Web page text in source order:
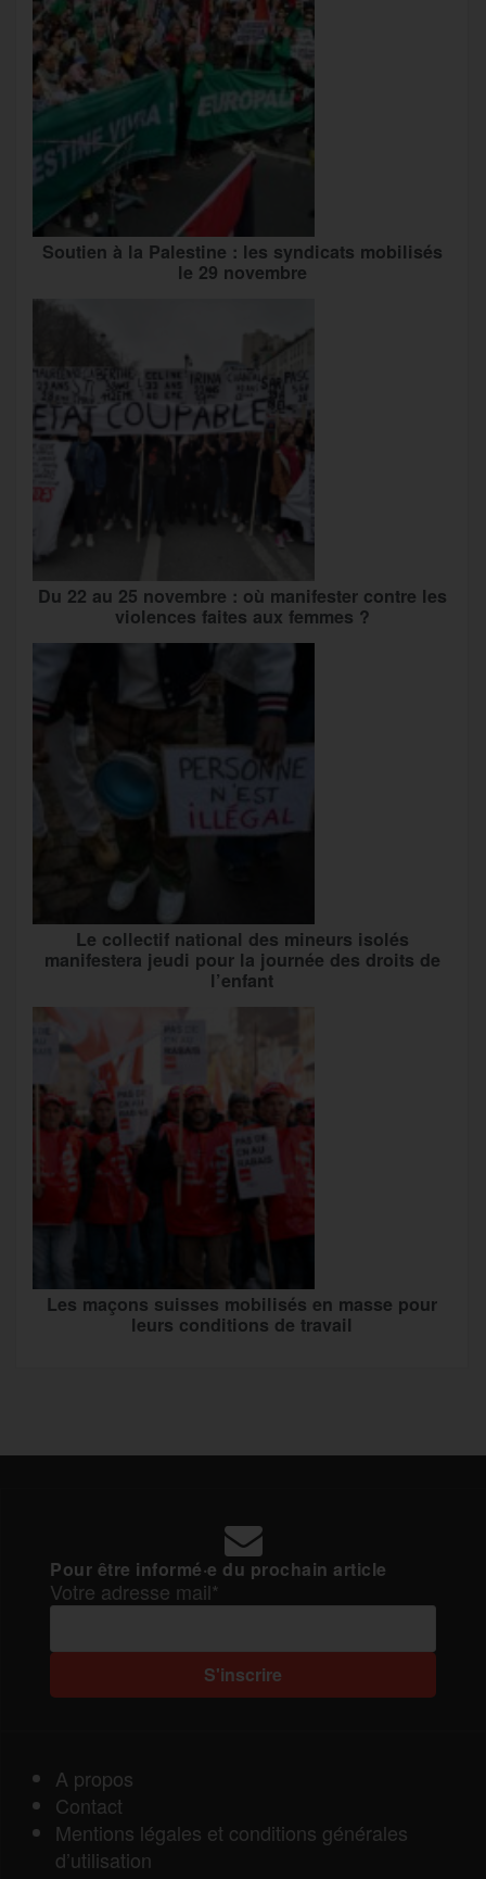
Soutien à la Palestine : les syndicats mobilisés
le 29 novembre
Du 22 au 25 novembre : où manifester contre les
violences faites aux femmes ?
Le collectif national des mineurs isolés
manifestera jeudi pour la journée des droits de
l’enfant
Les maçons suisses mobilisés en masse pour
leurs conditions de travail
Pour être informé·e du prochain article
Votre adresse mail*
A propos
Contact
Mentions légales et conditions générales
d’utilisation